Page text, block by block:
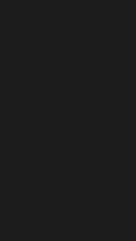
TEATRO ONLINE.